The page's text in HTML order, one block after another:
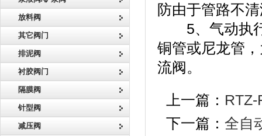
放料阀
其它阀门
排泥阀
衬胶阀门
隔膜阀
针型阀
减压阀
防由于管路不
5、气动执行
铜管或尼龙管
流阀。
上一篇：
下一篇： 全自